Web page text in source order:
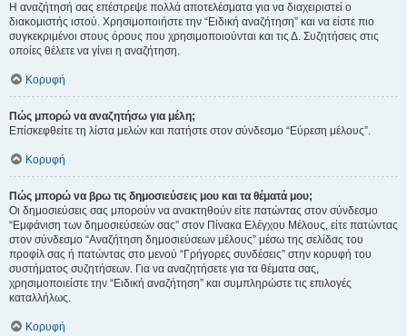
Η αναζήτησή σας επέστρεψε πολλά αποτελέσματα για να διαχειριστεί ο
διακομιστής ιστού. Χρησιμοποιήστε την “Ειδική αναζήτηση” και να είστε πιο
συγκεκριμένοι στους όρους που χρησιμοποιούνται και τις Δ. Συζητήσεις στις
οποίες θέλετε να γίνει η αναζήτηση.
Κορυφή
Πώς μπορώ να αναζητήσω για μέλη;
Επίσκεφθείτε τη λίστα μελών και πατήστε στον σύνδεσμο “Εύρεση μέλους”.
Κορυφή
Πώς μπορώ να βρω τις δημοσιεύσεις μου και τα θέματά μου;
Οι δημοσιεύσεις σας μπορούν να ανακτηθούν είτε πατώντας στον σύνδεσμο
“Εμφάνιση των δημοσιεύσεών σας” στον Πίνακα Ελέγχου Μέλους, είτε πατώντας
στον σύνδεσμο “Αναζήτηση δημοσιεύσεων μέλους” μέσω της σελίδας του
προφίλ σας ή πατώντας στο μενού “Γρήγορες συνδέσεις” στην κορυφή του
συστήματος συζητήσεων. Για να αναζητήσετε για τα θέματα σας,
χρησιμοποιείστε την “Ειδική αναζήτηση” και συμπληρώστε τις επιλογές
καταλλήλως.
Κορυφή